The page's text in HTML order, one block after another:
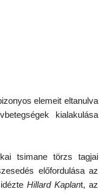
elemeit eltanulva
kialakulása
tsimane törzs tagjai
előfordulása az
Hillard Kaplant, az